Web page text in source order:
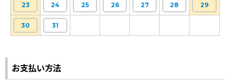
23 24 25 26 27 28 29
30 31
お支払い方法